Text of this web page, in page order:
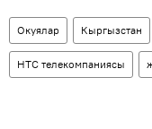
Окуялар Кыргызстан
НТС телекомпаниясы